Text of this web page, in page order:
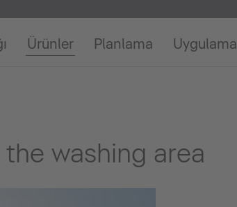
Ürünler Planlama Uygulama
washing area